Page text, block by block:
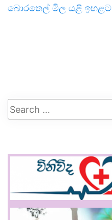
බොරතෙල් මිල යළි ඉහළට